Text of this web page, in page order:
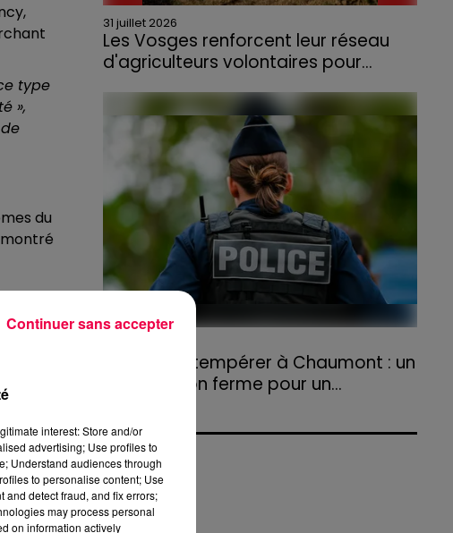
type
»,
du
31 juillet 2026
Les Vosges renforcent leur réseau
d'agriculteurs volontaires pour...
départs de feu, la Chambre d'agriculture
des Vosges a lancé un appel aux
agriculteurs volontaires pour venir en aide...
Refus d'obtempérer à Chaumont : un
an de prison ferme pour un...
l'annulation de son permis et la confiscation
de son véhicule.
interest: Store and/or
advertising; Use profiles to
Understand audiences through
to personalise content; Use
and detect fraud, and fix errors;
may process personal
on information actively
Continuer sans accepter